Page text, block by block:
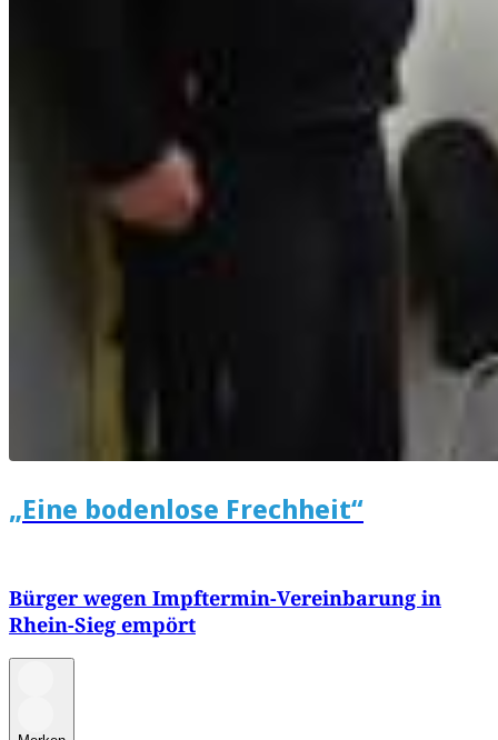
„Eine bodenlose Frechheit“
Bürger wegen Impftermin-Vereinbarung in
Rhein-Sieg empört